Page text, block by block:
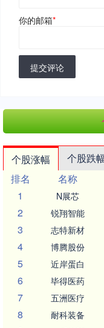
你的邮箱*
提交评论
个股涨幅 个股跌
排名
名称
1
N展芯
2 锐翔智能
3 志特新材
4 博腾股份
5 近岸蛋白
6 毕得医药
7 五洲医疗
8 耐科装备